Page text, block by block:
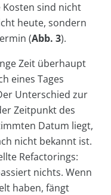
Kosten sind nicht
heute, sondern
(Abb. 3).
Zeit überhaupt
eines Tages
Unterschied zur
Zeitpunkt des
Datum liegt,
nicht bekannt ist.
Refactorings:
nichts. Wenn
haben, fängt